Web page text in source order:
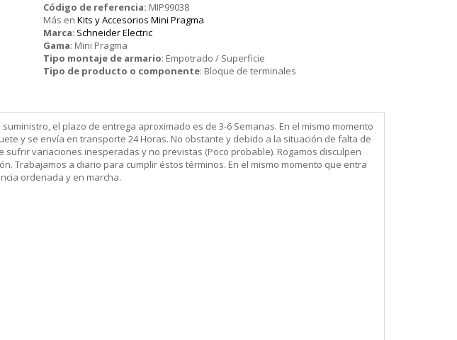
Código de referencia: MIP99038
Más enKits y Accesorios Mini Pragma
Marca: Schneider Electric
Gama: Mini Pragma
Tipo montaje de armario: Empotrado / Superficie
Tipo de producto o componente: Bloque de terminales
el plazo de entrega aproximado es de 3-6 Semanas. En el mismo momento
y se envía en transporte 24 Horas. No obstante y debido a la situación de falta de
sufrir variaciones inesperadas y no previstas (Poco probable). Rogamos disculpen
Trabajamos a diario para cumplir éstos términos. En el mismo momento que entra
ordenada y en marcha.